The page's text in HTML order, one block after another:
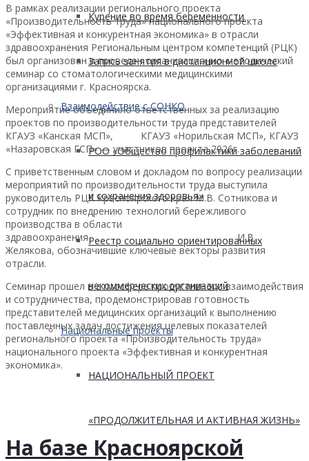
Курение во время беременности
Запись занятия в дистанционной школе
Взаимодействие с СОНКО
РОО «Общество профилактики заболеваний
и сохранения здоровья»
Реестр социально ориентированных
некоммерческих организаций
Национальные проекты
НАЦИОНАЛЬНЫЙ ПРОЕКТ
«ПРОДОЛЖИТЕЛЬНАЯ И АКТИВНАЯ ЖИЗНЬ»
В рамках реализации регионального проекта
«Производительность труда» национального проекта
«Эффективная и конкурентная экономика» в отрасли
здравоохранения Региональным центром компетенций (РЦК)
был организован и проведен организационно-методический
семинар со стоматологическими медицинскими
организациями г. Красноярска.
Мероприятие объединило ответственных за реализацию
проектов по производительности труда представителей
КГАУЗ «Канская МСП», КГАУЗ «Норильская МСП», КГАУЗ
«Назаровская ГСП» — участников проекта 2026г.
С приветственным словом и докладом по вопросу реализации
мероприятий по производительности труда выступила
руководитель РЦК Красноярского края М.В. Сотникова и
сотрудник по внедрению технологий бережливого
производства в области
здравоохранения И.В.
Желякова, обозначившие ключевые векторы развития
отрасли.
Семинар прошел в атмосфере продуктивного взаимодействия
и сотрудничества, продемонстрировав готовность
представителей медицинских организаций к выполнению
поставленных задач достижения целевых показателей
регионального проекта «Производительность труда»
национального проекта «Эффективная и конкурентная
экономика».
На базе Красноярской